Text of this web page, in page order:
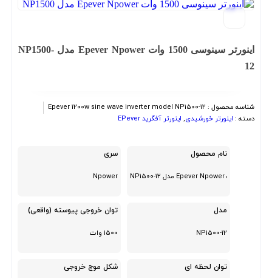
اینورتر سینوسی 1500 وات Epever Npower مدل NP1500-
شناسه محصول :Epever 1200w sine wave inverter model NP1500-12
دسته :اینورتر خورشیدی,اینورتر آفگرید EPever
نام محصول سری
Npower
مدل
NP1500-12
توان خروجی پیوسته (واقعی)
1500 وات
توان لحظه ای شکل موج خروجی